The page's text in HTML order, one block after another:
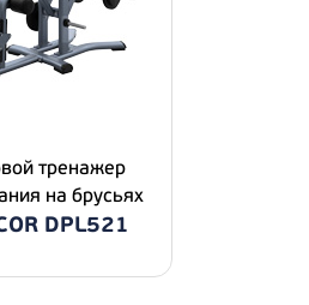
тренажер
на брусьях
DPL521